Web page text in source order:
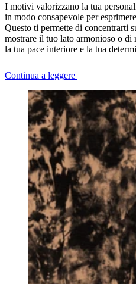
I motivi valorizzano la tua
in modo consapevole per
Questo ti permette di concentrarti
mostrare il tuo lato armonioso o
la tua pace interiore e la tua
Continua a leggere